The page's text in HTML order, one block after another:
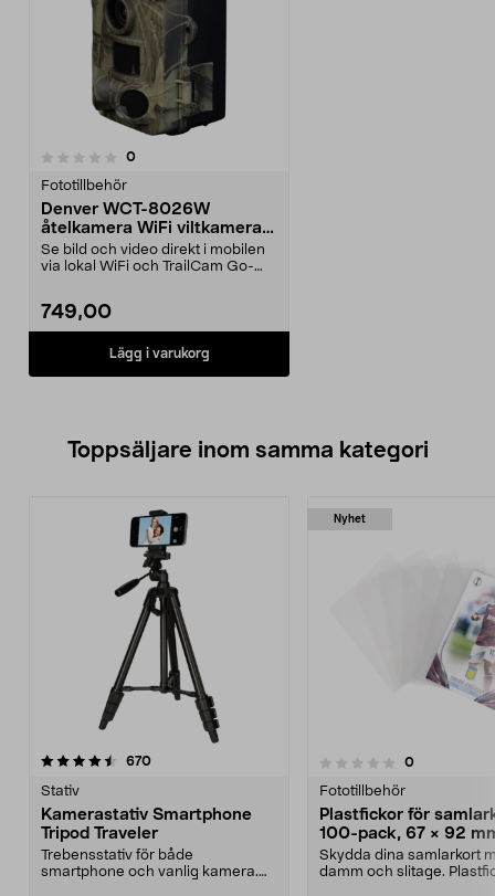
0recensioner
Fototillbehör
Denver WCT-8026W
åtelkamera WiFi viltkamera
4K IP65
Se bild och video direkt i mobilen
via lokal WiFi och TrailCam Go-
749,00
Lägg i varukorg
Toppsäljare inom samma kategori
670recensioner
Stativ
Kamerastativ Smartphone
Tripod Traveler
Trebensstativ för både
smartphone och vanlig kamera.
Nyhet
0.0 av 5 stjärnor 0recensioner
Fototillbehör
Plastfickor för
100-pack, 67 × 92
Skydda dina samlarkort
damm och slitage.
0.0 av 5 stjärnor